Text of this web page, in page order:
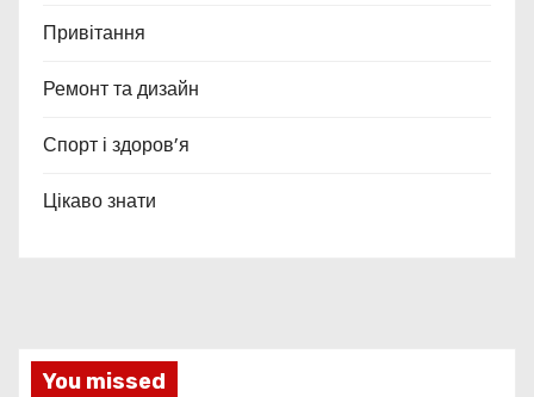
Привітання
Ремонт та дизайн
Спорт і здоров’я
Цікаво знати
You missed